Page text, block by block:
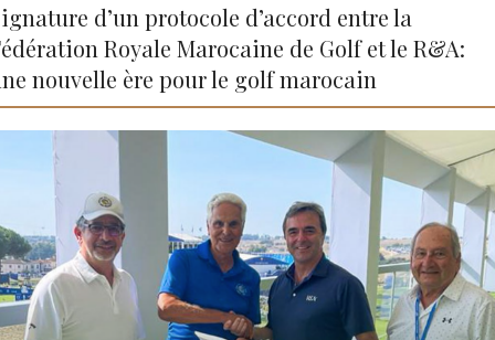
d’un protocole d’accord entre la
Royale Marocaine de Golf et le R&A:
nouvelle ère pour le golf marocain